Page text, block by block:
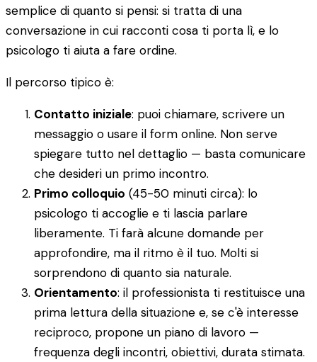
semplice di quanto si pensi: si tratta di una
conversazione in cui racconti cosa ti porta lì, e lo
psicologo ti aiuta a fare ordine.
Il percorso tipico è:
Contatto iniziale: puoi chiamare, scrivere un
messaggio o usare il form online. Non serve
spiegare tutto nel dettaglio — basta comunicare
che desideri un primo incontro.
Primo colloquio (45-50 minuti circa): lo
psicologo ti accoglie e ti lascia parlare
liberamente. Ti farà alcune domande per
approfondire, ma il ritmo è il tuo. Molti si
sorprendono di quanto sia naturale.
Orientamento: il professionista ti restituisce una
prima lettura della situazione e, se c'è interesse
reciproco, propone un piano di lavoro —
frequenza degli incontri, obiettivi, durata stimata.